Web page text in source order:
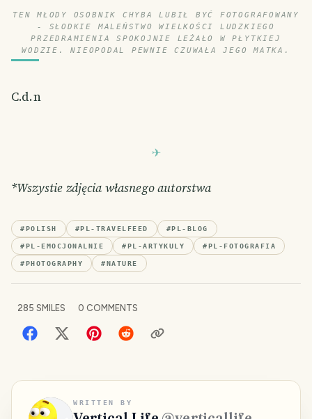
TEN MŁODY OSOBNIK CHYBA LUBIŁ BYĆ FOTOGRAFOWANY
- SŁODKIE MALEŃSTWO WIELKOŚCI LUDZKIEGO
PRZEDRAMIENIA SPOKOJNIE LEŻAŁO W PŁYTKIEJ
WODZIE. NIEOPODAL PEWNIE CZUWAŁA JEGO MATKA.
C.d.n
*Wszystie zdjęcia własnego autorstwa
#POLISH #PL-TRAVELFEED #PL-BLOG
#PL-EMOCJONALNIE #PL-ARTYKULY #PL-FOTOGRAFIA
#PHOTOGRAPHY #NATURE
285 SMILES 0 COMMENTS
WRITTEN BY